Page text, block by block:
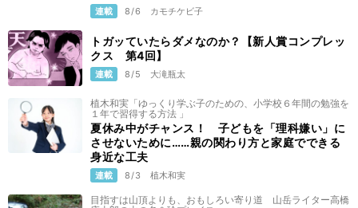
連載 8/6 カモチケビ子
トガッていたらダメなのか？【新人賞コンプレッ
クス 第4回】
連載 8/5 大滝瓶太
植木和実「ゆっくり学ぶ子のための、小学校６年間の勉強を
１年で習得する方法 」
夏休み中がチャンス！ 子どもを「理科嫌い」に
させないために……親の関わり方と家庭でできる
身近な工夫
連載 8/3 植木和実
目指すは山頂よりも、おもしろい寄り道 山岳ライター高橋